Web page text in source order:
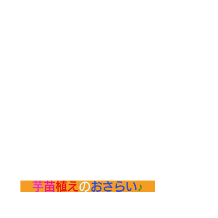
芋苗植え のおさらい ♪